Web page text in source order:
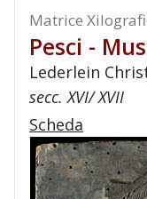
Matrice
Pesci -
Lederlein
secc. XVI/ XVII
Scheda